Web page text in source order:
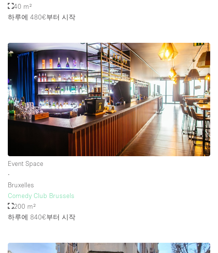
40 m²
하루에 480€부터 시작
Event Space
∙
Bruxelles
Comedy Club Brussels
200 m²
하루에 840€부터 시작